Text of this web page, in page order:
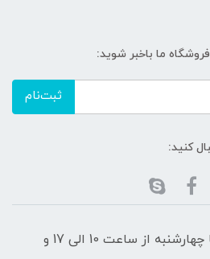
ما باخبر شوید:
ثبت‌نام
کنید:
زمان پاسخگویی از شنبه تا چهارشنبه از ساعت 10 الی 17 و